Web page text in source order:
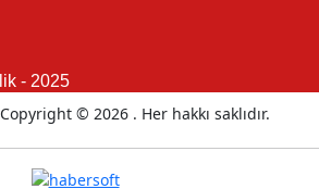
- 2025
Copyright © 2026 . Her hakkı saklıdır.